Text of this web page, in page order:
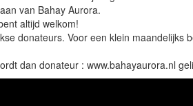
van Bahay Aurora.
altijd welkom!
donateurs. Voor een klein maandelijks
dan donateur : www.bahayaurora.nl